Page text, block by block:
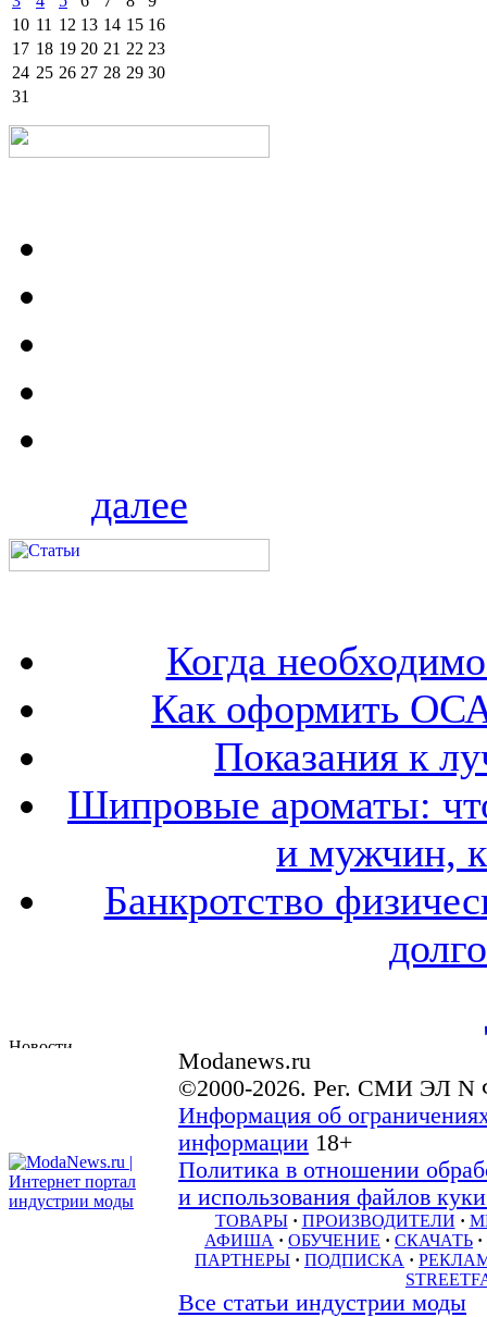
10 11 12 13 14 15 16
17 18 19 20 21 22 23
24 25 26 27 28 29 30
31
далее
Когда
Как оформить
Показания к
Шипровые ароматы:
и мужчин,
Банкротство
Modanews.ru
©2000-2026. Рег. СМИ ЭЛ N
Информация об
информации 18+
Политика в отношении
и использования файлов
ТОВАРЫ · ПРОИЗВОДИТЕЛИ ·
АФИША · ОБУЧЕНИЕ · СКАЧАТЬ ·
ПАРТНЕРЫ · ПОДПИСКА ·
Все статьи индустрии моды